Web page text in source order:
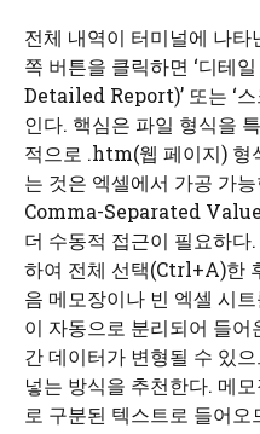
전체 내역이 터미널에 나
쪽 버튼을 클릭하면 ‘디테
Detailed Report)’ 또는 ‘스
인다. 핵심은 파일 형식을
적으로 .htm(웹 페이지) 형
는 것은 엑셀에서 가공 가
Comma-Separated
더 수동적 접근이 필요하
하여 전체 선택(Ctrl+A)한
음 메모장이나 빈 엑셀 시
이 자동으로 분리되어 들어
간 데이터가 변형될 수 있
넣는 방식을 추천한다. 메
로 구분된 텍스트로 들어오